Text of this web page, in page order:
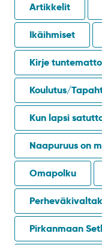
Artikkelit
Ikäihmiset
Kirje
Koulutus/
Kun lapsi
Naapuruus on
Omapolku
Pirkanmaan